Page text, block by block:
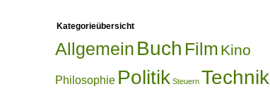
Kategorieübersicht
Allgemein Buch Film Kino
Philosophie Politik Steuern Technik